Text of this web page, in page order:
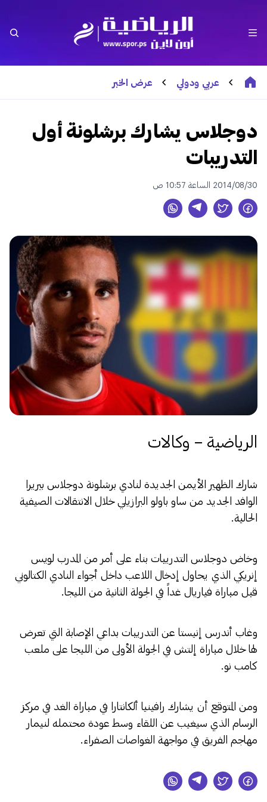
عربي ودولي عرض الخبر
دوجلاس يشارك برشلونة أول
التدريبات
2014/08/30 الساعة 10:57 ص
الرياضية – وكالات
شارك الظهير الأيمن الجديدة لنادي برشلونة دوجلاس بيريرا
الوافد الجديد من ساو باولو البرازيلي خلال الانتقالات الصيفية
الحالية.
وخاض دوجلاس التدريبات بناء على أمر من المدرب لويس
إنريكي الذي يحاول إدخال اللاعب داخل أجواء النادي الكتالوني
قبل مباراة فياريال غداً في الجولة الثانية من الليجا.
وغاب أندرس إنيستا عن التدريبات بداعي الإصابة التي تعرض
لها خلال مباراة إلتش في الجولة الأولى من الليجا على ملعب
كامب نو.
ومن المتوقع أن يشارك رافينيا ألكانتارا في مباراة الغد في مركز
الرسام الذي سيغيب عن اللقاء وسط عودة محتمله لنيمار
مهاجم الفريق في مواجهة الغواصات الصفراء.